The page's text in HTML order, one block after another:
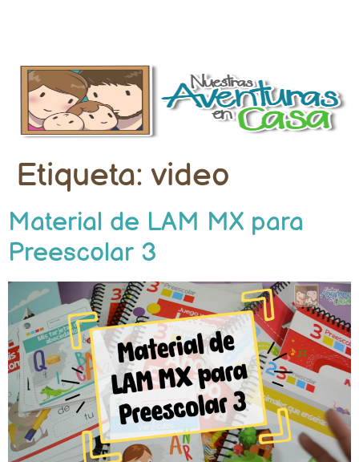
Etiqueta: video
Material de LAM MX para
Preescolar 3